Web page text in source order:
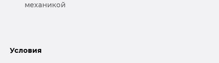
механикой
Условия